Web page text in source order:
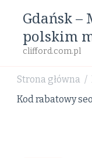
Gdańsk –
polskim
clifford.com.pl
Strona główna /
Kod rabatowy